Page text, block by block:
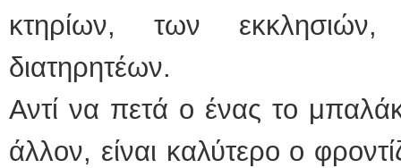
κτηρίων, των
διατηρητέων.
Αντί να πετά ο ένας το
άλλον, είναι καλύτερο ο